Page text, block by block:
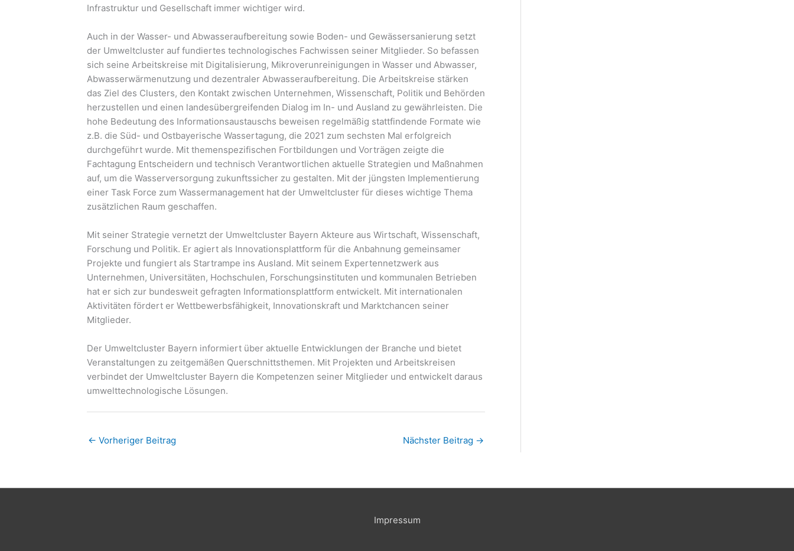
Infrastruktur und Gesellschaft immer wichtiger wird.
Auch in der Wasser- und Abwasseraufbereitung sowie Boden- und Gewässersanierung setzt
der Umweltcluster auf fundiertes technologisches Fachwissen seiner Mitglieder. So befassen
sich seine Arbeitskreise mit Digitalisierung, Mikroverunreinigungen in Wasser und Abwasser,
Abwasserwärmenutzung und dezentraler Abwasseraufbereitung. Die Arbeitskreise stärken
das Ziel des Clusters, den Kontakt zwischen Unternehmen, Wissenschaft, Politik und Behörden
herzustellen und einen landesübergreifenden Dialog im In- und Ausland zu gewährleisten. Die
hohe Bedeutung des Informationsaustauschs beweisen regelmäßig stattfindende Formate wie
z.B. die Süd- und Ostbayerische Wassertagung, die 2021 zum sechsten Mal erfolgreich
durchgeführt wurde. Mit themenspezifischen Fortbildungen und Vorträgen zeigte die
Fachtagung Entscheidern und technisch Verantwortlichen aktuelle Strategien und Maßnahmen
auf, um die Wasserversorgung zukunftssicher zu gestalten. Mit der jüngsten Implementierung
einer Task Force zum Wassermanagement hat der Umweltcluster für dieses wichtige Thema
zusätzlichen Raum geschaffen.
Mit seiner Strategie vernetzt der Umweltcluster Bayern Akteure aus Wirtschaft, Wissenschaft,
Forschung und Politik. Er agiert als Innovationsplattform für die Anbahnung gemeinsamer
Projekte und fungiert als Startrampe ins Ausland. Mit seinem Expertennetzwerk aus
Unternehmen, Universitäten, Hochschulen, Forschungsinstituten und kommunalen Betrieben
hat er sich zur bundesweit gefragten Informationsplattform entwickelt. Mit internationalen
Aktivitäten fördert er Wettbewerbsfähigkeit, Innovationskraft und Marktchancen seiner
Mitglieder.
Der Umweltcluster Bayern informiert über aktuelle Entwicklungen der Branche und bietet
Veranstaltungen zu zeitgemäßen Querschnittsthemen. Mit Projekten und Arbeitskreisen
verbindet der Umweltcluster Bayern die Kompetenzen seiner Mitglieder und entwickelt daraus
umwelttechnologische Lösungen.
← Vorheriger Beitrag Nächster Beitrag →
Impressum